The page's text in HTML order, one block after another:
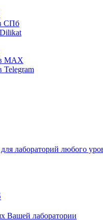
СПб
MAX
Telegram
лабораторий любого
Вашей лаборатории